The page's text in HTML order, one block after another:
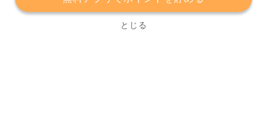
とじる
プライバシーポリシー 利用規約
運営会社
サービスに関してのお問い合わせ